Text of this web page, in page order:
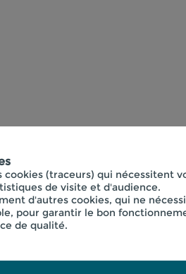
(traceurs) qui nécessitent
de visite et d'audience.
d'autres cookies, qui ne
pour garantir le bon
de qualité.